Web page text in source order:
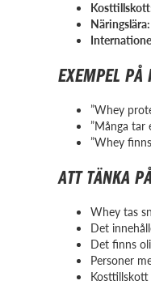
Näringslära:
EXEMPEL PÅ
”Whey
”Många
”Whey
ATT TÄNKA
Whey tas
Det
Det finns
Personer